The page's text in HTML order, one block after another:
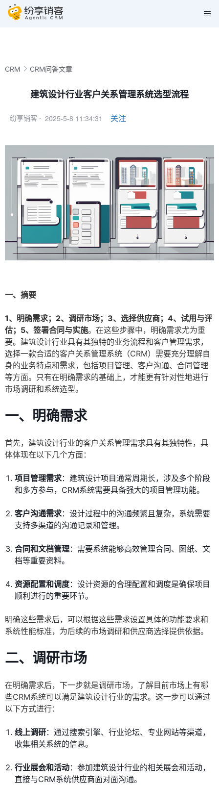
CRM CRM问答文章
建筑设计行业客户关系管理系统选型流程
纷享销客 · 2025-5-8 11:34:31 关注
一、摘要
1、明确需求；2、调研市场；3、选择供应商；4、试用与评
估；5、签署合同与实施。在这些步骤中，明确需求尤为重
要。建筑设计行业具有其独特的业务流程和客户管理需求，
选择一款合适的客户关系管理系统（CRM）需要充分理解自
身的业务特点和需求，包括项目管理、客户沟通、合同管理
等方面。只有在明确需求的基础上，才能更有针对性地进行
市场调研和系统选型。
一、明确需求
首先，建筑设计行业的客户关系管理需求具有其独特性，具
体体现在以下几个方面：
项目管理需求：建筑设计项目通常周期长，涉及多个阶段
和多方参与，CRM系统需要具备强大的项目管理功能。
客户沟通需求：设计过程中的沟通频繁且复杂，系统需要
支持多渠道的沟通记录和管理。
合同和文档管理：需要系统能够高效管理合同、图纸、文
档等重要资料。
资源配置和调度：设计资源的合理配置和调度是确保项目
顺利进行的重要环节。
明确这些需求后，可以根据这些需求设置具体的功能要求和
系统性能标准，为后续的市场调研和供应商选择提供依据。
二、调研市场
在明确需求后，下一步就是调研市场，了解目前市场上有哪
些CRM系统可以满足建筑设计行业的需求。这一步可以通过
以下方式进行：
线上调研：通过搜索引擎、行业论坛、专业网站等渠道，
收集相关系统的信息。
行业展会和活动：参加建筑设计行业的相关展会和活动，
直接与CRM系统供应商面对面沟通。